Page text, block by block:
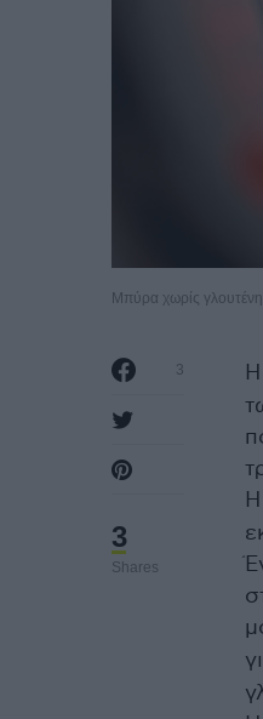
Μπύρα χωρίς γλουτένη
3
Shares
3 Η
Η